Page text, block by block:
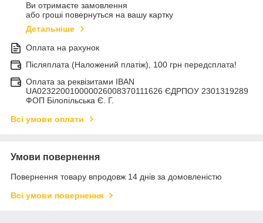
Ви отримаєте замовлення
або гроші повернуться на вашу картку
Детальніше
Оплата на рахунок
Післяплата (Наложений платіж), 100 грн передсплата!
Оплата за реквізитами IBAN
UA023220010000026008370111626 ЄДРПОУ 2301319289
ФОП Білопільська Є. Г.
Всі умови оплати
Умови повернення
Повернення товару впродовж 14 днів за домовленістю
Всі умови повернення